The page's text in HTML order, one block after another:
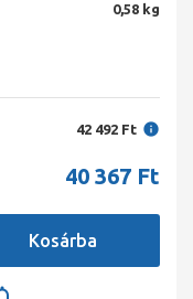
0,58 kg
42 492 Ft
40 367 Ft